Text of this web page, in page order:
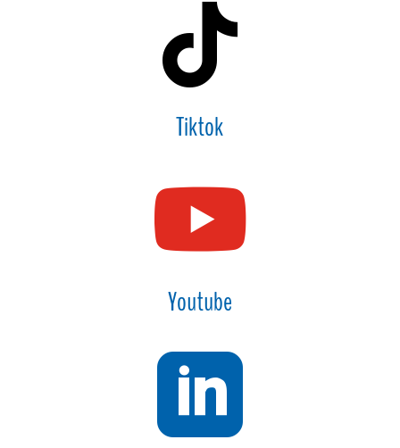

Tiktok

Youtube
